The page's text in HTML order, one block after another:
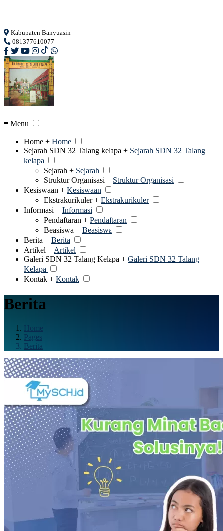
Kabupaten Banyuasin
081377610077
≡ Menu
Home + Home
Sejarah SDN 32 Talang kelapa + Sejarah SDN 32 Talang
kelapa
Sejarah + Sejarah
Struktur Organisasi + Struktur Organisasi
Kesiswaan + Kesiswaan
Ekstrakurikuler + Ekstrakurikuler
Informasi + Informasi
Pendaftaran + Pendaftaran
Beasiswa + Beasiswa
Berita + Berita
Artikel +Artikel
Galeri SDN 32 Talang Kelapa + Galeri SDN 32 Talang
Kelapa
Kontak + Kontak
Berita
Home
Pages
Berita